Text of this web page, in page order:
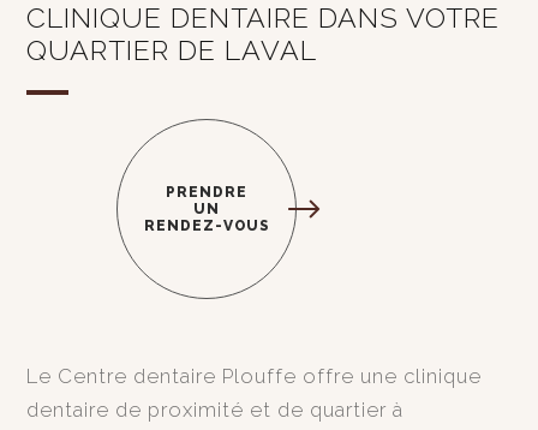
CLINIQUE DENTAIRE DANS VOTRE
QUARTIER DE LAVAL
PRENDRE
UN
RENDEZ-VOUS
Le Centre dentaire Plouffe offre une clinique
dentaire de proximité et de quartier à